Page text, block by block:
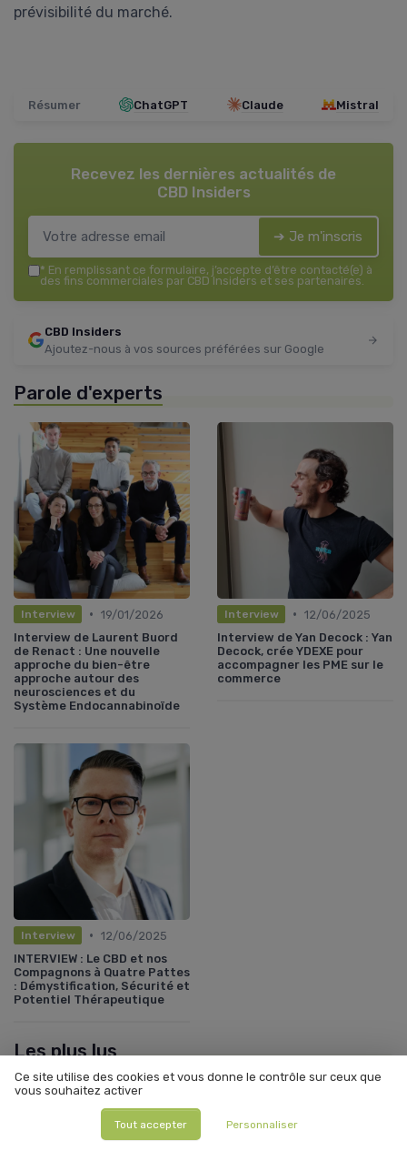
prévisibilité du marché.
Résumer ChatGPT Claude Mistral
Recevez les dernières actualités de
CBD Insiders
➔ Je m'inscris
* En remplissant ce formulaire, j’accepte d’être contacté(e) à
des fins commerciales par CBD Insiders et ses partenaires.
CBD Insiders
Ajoutez-nous à vos sources préférées sur Google
Parole d'experts
Interview • 19/01/2026
Interview de Laurent Buord
de Renact : Une nouvelle
approche du bien-être
approche autour des
neurosciences et du
Système Endocannabinoïde
Interview • 12/06/2025
Interview de Yan Decock : Yan
Decock, crée YDEXE pour
accompagner les PME sur le
commerce
Interview • 12/06/2025
INTERVIEW : Le CBD et nos
Compagnons à Quatre Pattes
: Démystification, Sécurité et
Potentiel Thérapeutique
Les plus lus
Ce site utilise des cookies et vous donne le contrôle sur ceux que
vous souhaitez activer
Tout accepter Personnaliser